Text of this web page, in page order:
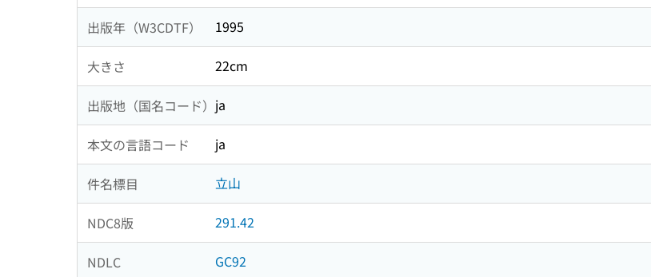
出版年（W3CDTF） 1995
大きさ 22cm
出版地（国名コード） ja
本文の言語コード ja
件名標目 立山
NDC8版 291.42
NDLC GC92